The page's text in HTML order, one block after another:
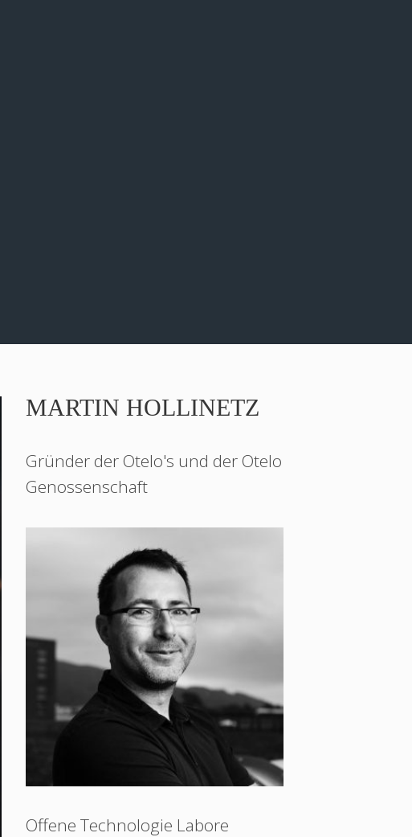
MARTIN HOLLINETZ
Gründer der Otelo's und der Otelo
Genossenschaft
Offene Technologie Labore